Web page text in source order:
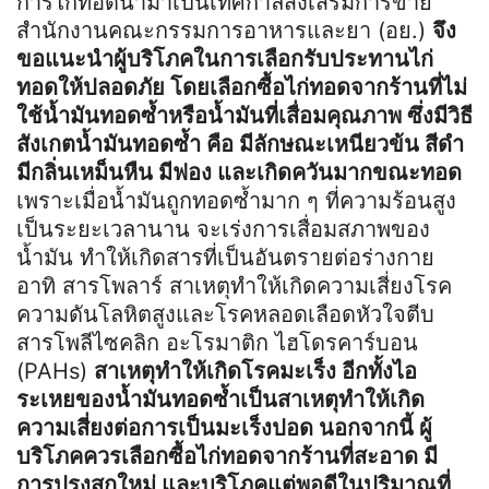
สำนักงานคณะกรรมการอาหารและยา (อย.) จึง
ขอแนะนำผู้บริโภคในการเลือกรับประทานไก่
ทอดให้ปลอดภัย โดยเลือกซื้อไก่ทอดจากร้านที่ไม่
ใช้น้ำมันทอดซ้ำหรือน้ำมันที่เสื่อมคุณภาพ ซึ่งมีวิธี
สังเกตน้ำมันทอดซ้ำ คือ มีลักษณะเหนียวข้น สีดำ
มีกลิ่นเหม็นหืน มีฟอง และเกิดควันมากขณะทอด
เพราะเมื่อน้ำมันถูกทอดซ้ำมาก ๆ ที่ความร้อนสูง
เป็นระยะเวลานาน จะเร่งการเสื่อมสภาพของ
น้ำมัน ทำให้เกิดสารที่เป็นอันตรายต่อร่างกาย
อาทิ สารโพลาร์ สาเหตุทำให้เกิดความเสี่ยงโรค
ความดันโลหิตสูงและโรคหลอดเลือดหัวใจตีบ
สารโพลีไซคลิก อะโรมาติก ไฮโดรคาร์บอน
(PAHs) สาเหตุทำให้เกิดโรคมะเร็ง อีกทั้งไอ
ระเหยของน้ำมันทอดซ้ำเป็นสาเหตุทำให้เกิด
ความเสี่ยงต่อการเป็นมะเร็งปอด นอกจากนี้ ผู้
บริโภคควรเลือกซื้อไก่ทอดจากร้านที่สะอาด มี